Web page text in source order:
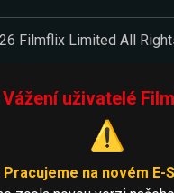
Filmflix Limited All
Vážení uživatelé
⚠️
Pracujeme na novém E-